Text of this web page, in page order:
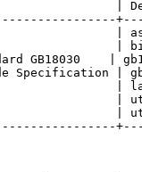
|
|
|
GB18030    |
Specification
|
|
|